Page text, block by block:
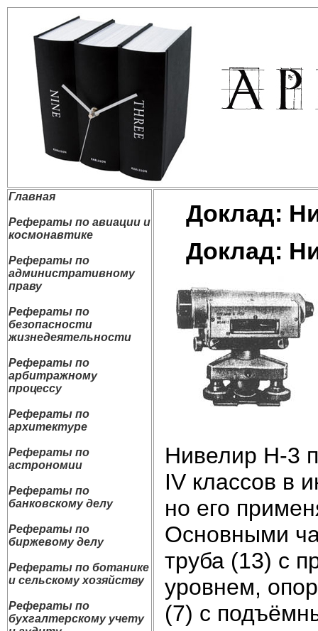
Главная
Рефераты по авиации и
космонавтике
Рефераты по
административному
праву
Рефераты по
безопасности
жизнедеятельности
Рефераты по
арбитражному
процессу
Рефераты по
архитектуре
Рефераты по
астрономии
Рефераты по
банковскому делу
Рефераты по
биржевому делу
Рефераты по ботанике
и сельскому хозяйству
Рефераты по
бухгалтерскому учету
Доклад:
Доклад:
Нивелир Н-3
IV классов в
но его
Основными
труба (13) с
уровнем,
(7) с